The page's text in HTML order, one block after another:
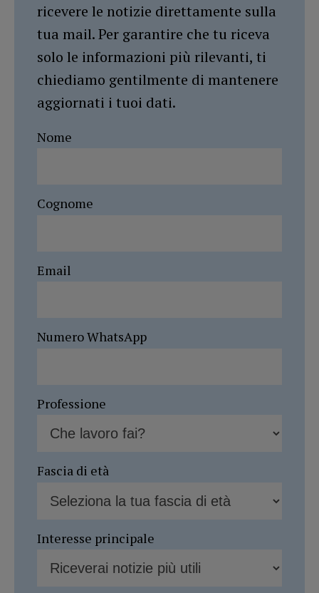
ricevere le notizie direttamente sulla
tua mail. Per garantire che tu riceva
solo le informazioni più rilevanti, ti
chiediamo gentilmente di mantenere
aggiornati i tuoi dati.
Nome
Cognome
Email
Numero WhatsApp
Professione
Fascia di età
Interesse principale